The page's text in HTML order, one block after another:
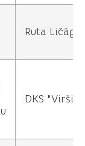
Ruta
DKS "Virši"